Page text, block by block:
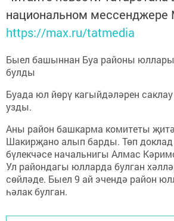
национальном мессенджере
https://max.ru/tatmedia
Быел башыннан Буа районы
булды
Буада юл йөрү кагыйдәләрен
узды.
Аны район башкарма комитеты
Шакирҗано алып барды. Төп доклад
бүлекчәсе начальнигы Алмас
Ул райондагы юлларда булган
сөйләде. Быел 9 ай эчендә район
һәлак булган.